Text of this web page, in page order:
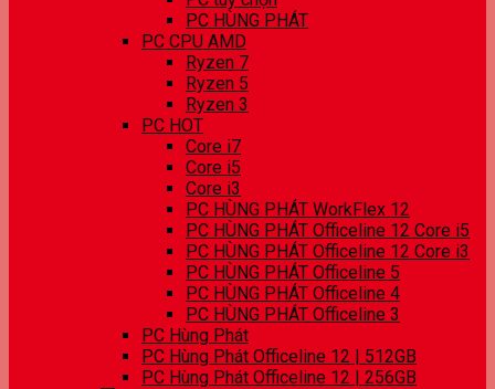
PC HÙNG PHÁT
PC CPU AMD
Ryzen 7
Ryzen 5
Ryzen 3
PC HOT
Core i7
Core i5
Core i3
PC HÙNG PHÁT WorkFlex 12
PC HÙNG PHÁT Officeline 12 Core i5
PC HÙNG PHÁT Officeline 12 Core i3
PC HÙNG PHÁT Officeline 5
PC HÙNG PHÁT Officeline 4
PC HÙNG PHÁT Officeline 3
PC Hùng Phát
PC Hùng Phát Officeline 12 | 512GB
PC Hùng Phát Officeline 12 | 256GB